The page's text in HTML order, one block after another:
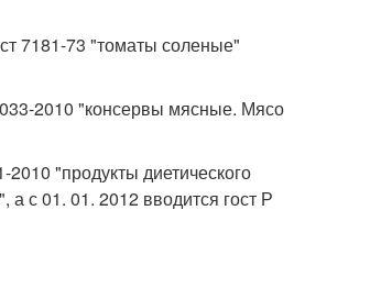
7181-73 "томаты соленые"
2010 "консервы мясные. Мясо
"продукты диетического
с 01. 01. 2012 вводится гост Р